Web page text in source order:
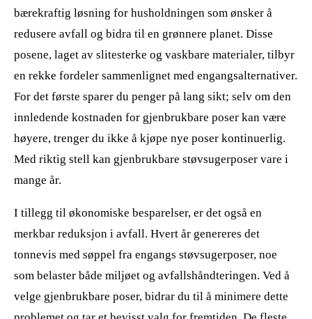
bærekraftig løsning for husholdningen som ønsker å
redusere avfall og bidra til en grønnere planet. Disse
posene, laget av slitesterke og vaskbare materialer, tilbyr
en rekke fordeler sammenlignet med engangsalternativer.
For det første sparer du penger på lang sikt; selv om den
innledende kostnaden for gjenbrukbare poser kan være
høyere, trenger du ikke å kjøpe nye poser kontinuerlig.
Med riktig stell kan gjenbrukbare støvsugerposer vare i
mange år.
I tillegg til økonomiske besparelser, er det også en
merkbar reduksjon i avfall. Hvert år genereres det
tonnevis med søppel fra engangs støvsugerposer, noe
som belaster både miljøet og avfallshåndteringen. Ved å
velge gjenbrukbare poser, bidrar du til å minimere dette